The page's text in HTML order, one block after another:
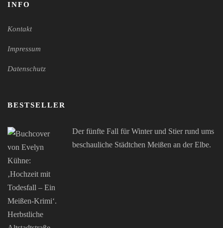
INFO
Kontakt
Impressum
Datenschutz
BESTSELLER
Der fünfte Fall für Winter und Stier rund ums
beschauliche Städtchen Meißen an der Elbe.